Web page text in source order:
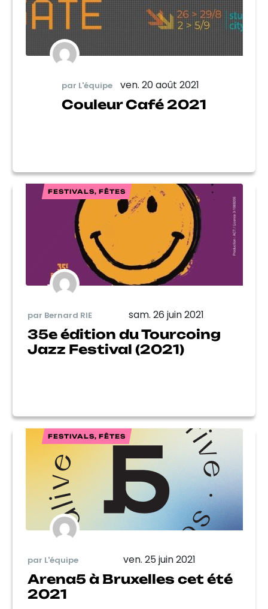
par L'équipe ven. 20 août 2021
Couleur Café 2021
FESTIVALS, FÊTES
par Bernard RIE sam. 26 juin 2021
35e édition du Tourcoing
Jazz Festival (2021)
FESTIVALS, FÊTES
par L'équipe ven. 25 juin 2021
Arena5 à Bruxelles cet été
2021